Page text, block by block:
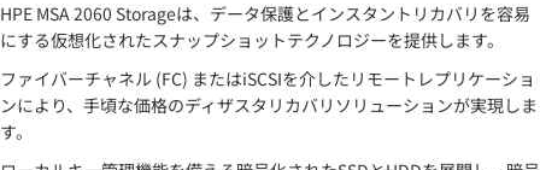
HPE MSA 2060 Storageは、データ保護とインスタントリカバリを容易
にする仮想化されたスナップショットテクノロジーを提供します。
ファイバーチャネル (FC) またはiSCSIを介したリモートレプリケーショ
ンにより、手頃な価格のディザスタリカバリソリューションが実現しま
す。